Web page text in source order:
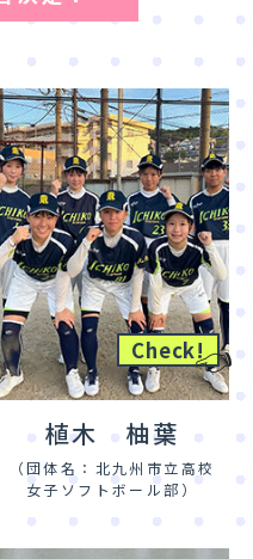
Check!👈
植木 柚葉
（団体名：北九州市立高校
女子ソフトボール部）